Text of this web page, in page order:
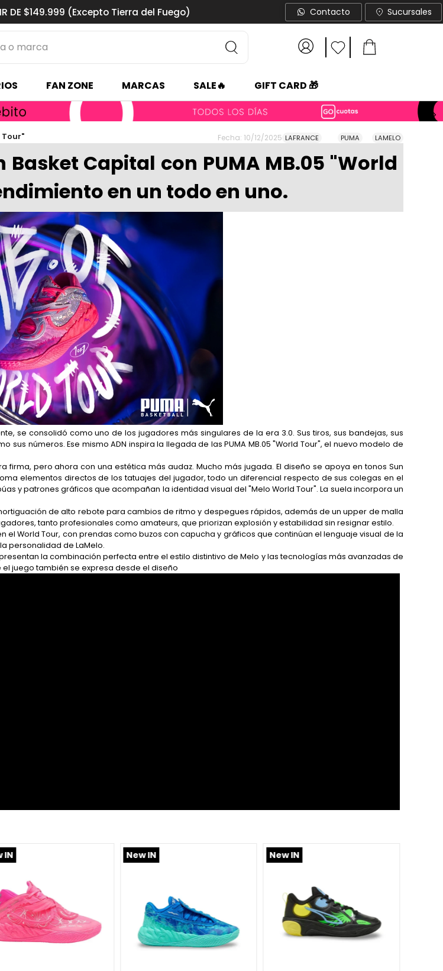
DE $149.999 (Excepto Tierra del Fuego) Contacto Sucursales
FAN ZONE MARCAS SALE🔥 GIFT CARD 🎁
Tour" Fecha: 10/12/2025 LAMELO
PUMA
LAFRANCE
Capital con PUMA MB.05 "World
en un todo en uno.
se consolidó como uno de los jugadores más singulares de la era 3.0. Sus tiros, sus bandejas, sus
números. Ese mismo ADN inspira la llegada de las PUMA MB.05 "World Tour", el nuevo modelo de
firma, pero ahora con una estética más audaz. Mucho más jugada. El diseño se apoya en tonos Sun
elementos directos de los tatuajes del jugador, todo un diferencial respecto de sus colegas en el
y patrones gráficos que acompañan la identidad visual del "Melo World Tour". La suela incorpora un
de alto rebote para cambios de ritmo y despegues rápidos, además de un upper de malla
tanto profesionales como amateurs, que priorizan explosión y estabilidad sin resignar estilo.
World Tour, con prendas como buzos con capucha y gráficos que continúan el lenguaje visual de la
personalidad de LaMelo.
la combinación perfecta entre el estilo distintivo de Melo y las tecnologías más avanzadas de
el juego también se expresa desde el diseño
IN New IN New IN